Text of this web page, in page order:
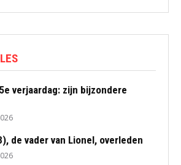
verjaardag: zijn bijzondere
de vader van Lionel, overleden